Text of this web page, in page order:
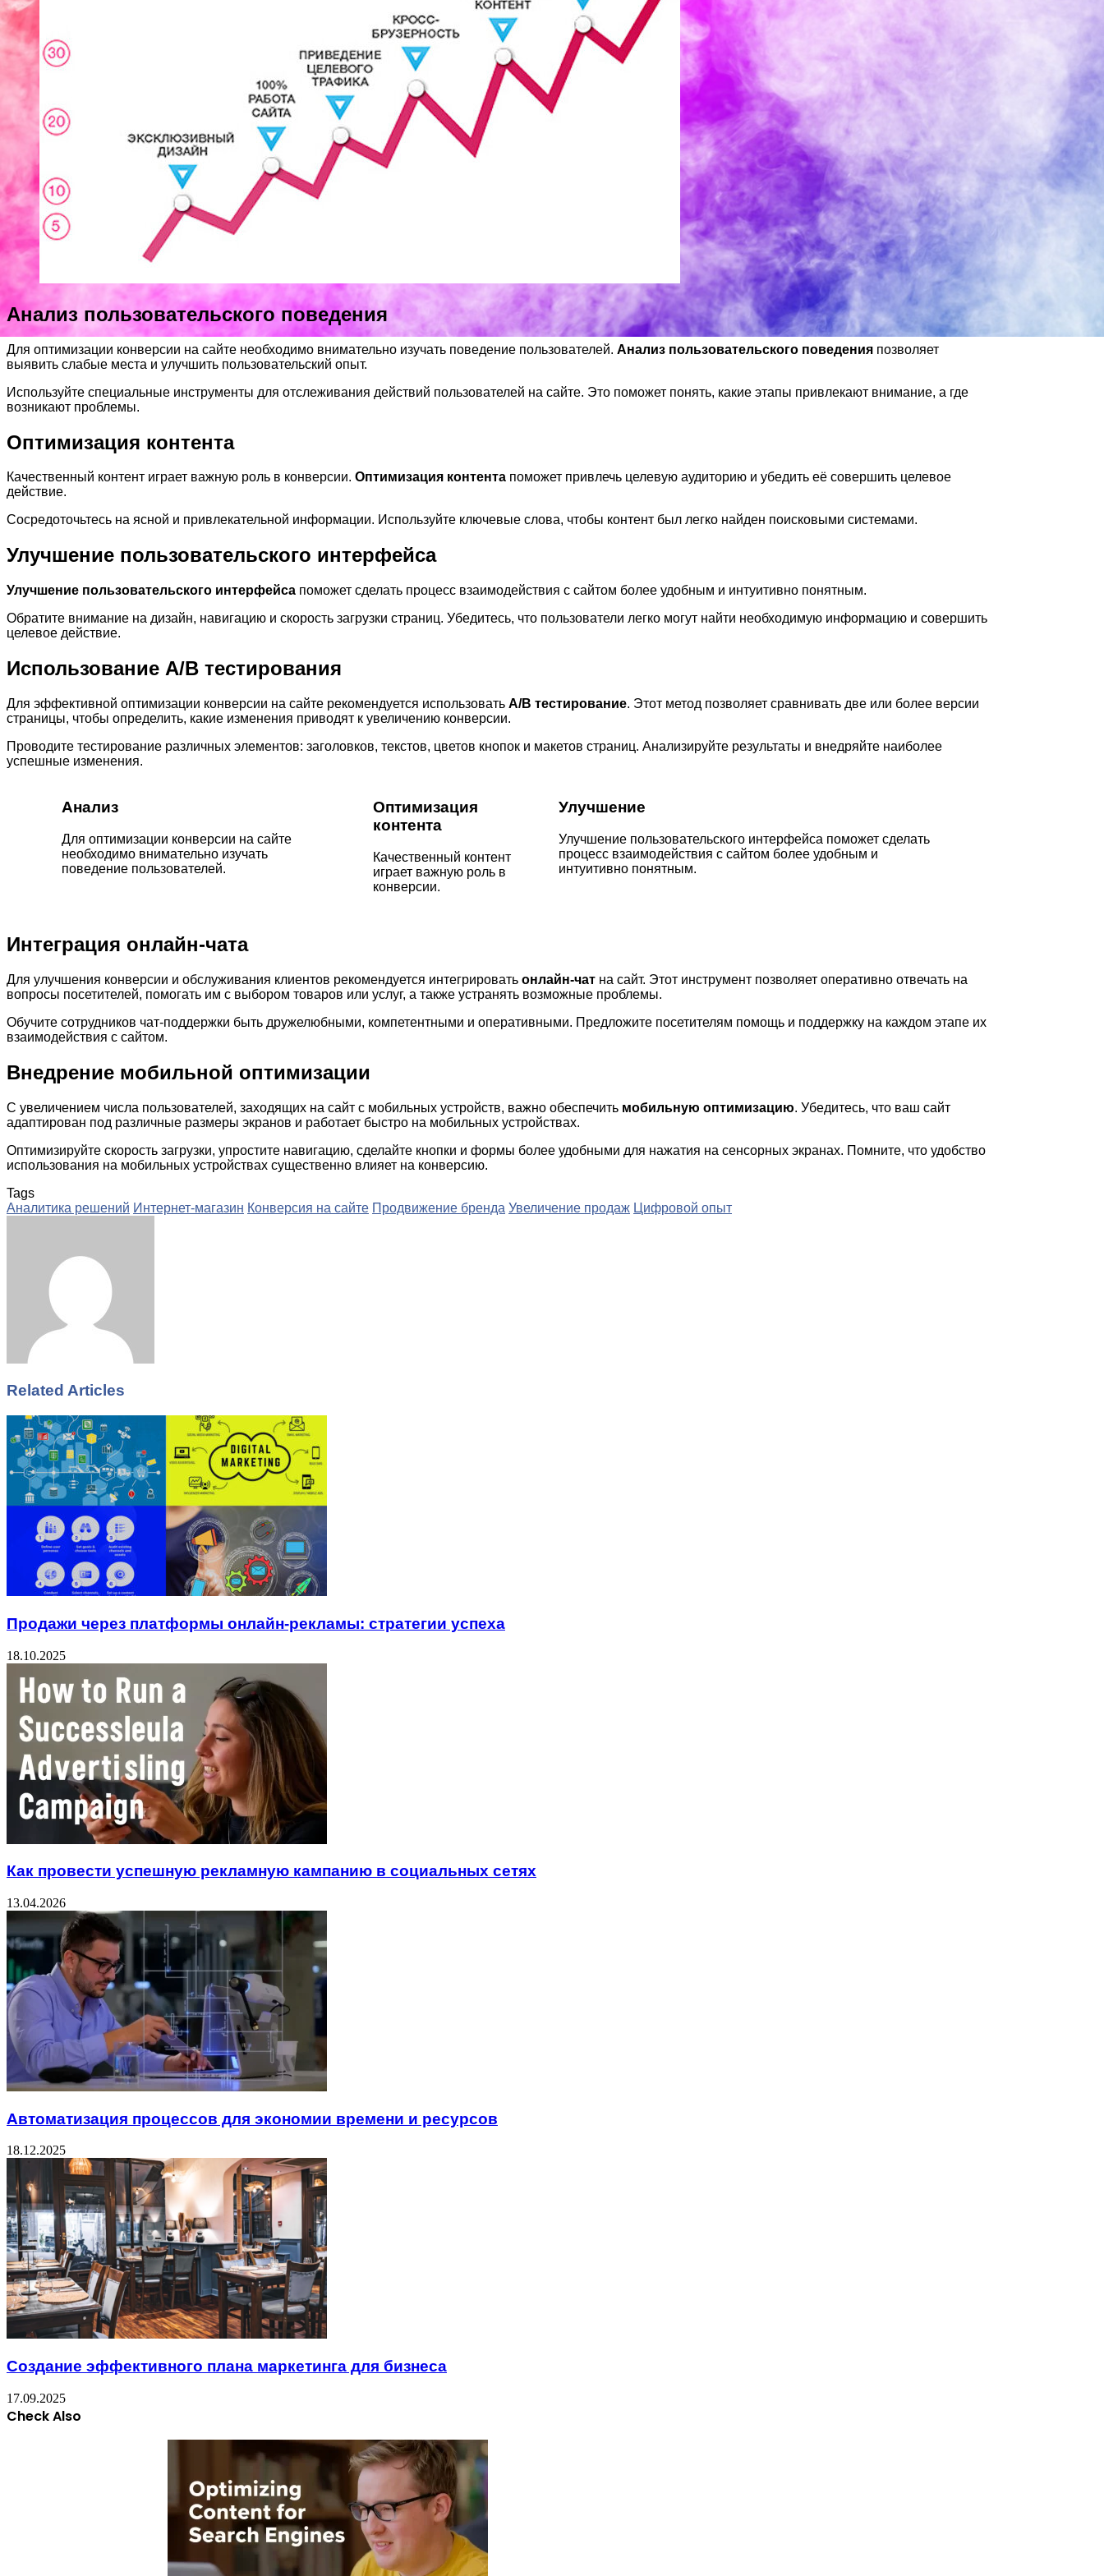
Анализ пользовательского поведения
Для оптимизации конверсии на сайте необходимо внимательно изучать поведение пользователей. Анализ пользовательского поведения позволяет
выявить слабые места и улучшить пользовательский опыт.
Используйте специальные инструменты для отслеживания действий пользователей на сайте. Это поможет понять, какие этапы привлекают внимание, а где
возникают проблемы.
Оптимизация контента
Качественный контент играет важную роль в конверсии. Оптимизация контента поможет привлечь целевую аудиторию и убедить её совершить целевое
действие.
Сосредоточьтесь на ясной и привлекательной информации. Используйте ключевые слова, чтобы контент был легко найден поисковыми системами.
Улучшение пользовательского интерфейса
Улучшение пользовательского интерфейса поможет сделать процесс взаимодействия с сайтом более удобным и интуитивно понятным.
Обратите внимание на дизайн, навигацию и скорость загрузки страниц. Убедитесь, что пользователи легко могут найти необходимую информацию и совершить
целевое действие.
Использование A/B тестирования
Для эффективной оптимизации конверсии на сайте рекомендуется использовать A/B тестирование. Этот метод позволяет сравнивать две или более версии
страницы, чтобы определить, какие изменения приводят к увеличению конверсии.
Проводите тестирование различных элементов: заголовков, текстов, цветов кнопок и макетов страниц. Анализируйте результаты и внедряйте наиболее
успешные изменения.
Анализ
Для оптимизации конверсии на сайте
необходимо внимательно изучать
поведение пользователей.
Оптимизация
контента
Качественный контент
играет важную роль в
конверсии.
Улучшение
Улучшение пользовательского интерфейса поможет сделать
процесс взаимодействия с сайтом более удобным и
интуитивно понятным.
Интеграция онлайн-чата
Для улучшения конверсии и обслуживания клиентов рекомендуется интегрировать онлайн-чат на сайт. Этот инструмент позволяет оперативно отвечать на
вопросы посетителей, помогать им с выбором товаров или услуг, а также устранять возможные проблемы.
Обучите сотрудников чат-поддержки быть дружелюбными, компетентными и оперативными. Предложите посетителям помощь и поддержку на каждом этапе их
взаимодействия с сайтом.
Внедрение мобильной оптимизации
С увеличением числа пользователей, заходящих на сайт с мобильных устройств, важно обеспечить мобильную оптимизацию. Убедитесь, что ваш сайт
адаптирован под различные размеры экранов и работает быстро на мобильных устройствах.
Оптимизируйте скорость загрузки, упростите навигацию, сделайте кнопки и формы более удобными для нажатия на сенсорных экранах. Помните, что удобство
использования на мобильных устройствах существенно влияет на конверсию.
Tags
Аналитика решений Интернет-магазин Конверсия на сайте Продвижение бренда Увеличение продаж Цифровой опыт
Related Articles
Продажи через платформы онлайн-рекламы: стратегии успеха
18.10.2025
Как провести успешную рекламную кампанию в социальных сетях
13.04.2026
Автоматизация процессов для экономии времени и ресурсов
18.12.2025
Создание эффективного плана маркетинга для бизнеса
17.09.2025
Check Also